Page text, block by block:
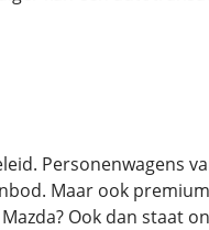
Personenwagens
Maar ook
Ook dan staat